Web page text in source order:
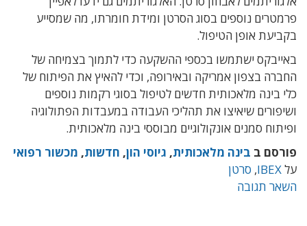
פרמטרים נוספים בסוג הסרטן ומידת חומרתו, מה שמסייע
בקביעת אופן הטיפול.
באייבקס ישתמשו בכספי ההשקעה כדי לתמוך בצמיחה של
החברה בצפון אמריקה ובאירופה, וכדי להאיץ את הפיתוח של
כלי בינה מלאכותית חדשים לטיפול בסוגי רקמות נוספים
ושיפורים שיאיצו את תהליכי העבודה במעבדות הפתולוגיה
ופיתוח סמנים אונקולוגיים מבוססי בינה מלאכותית.
פורסם ב בינה מלאכותית, גיוסי הון, חדשות, מכשור רפואי
עלIBEX
, סרטן
השאר תגובה